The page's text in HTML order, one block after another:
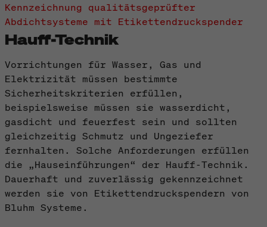
Kennzeichnung qualitätsgeprüfter
Abdichtsysteme mit Etikettendruckspender
Hauff-Technik
Vorrichtungen für Wasser, Gas und
Elektrizität müssen bestimmte
Sicherheitskriterien erfüllen,
beispielsweise müssen sie wasserdicht,
gasdicht und feuerfest sein und sollten
gleichzeitig Schmutz und Ungeziefer
fernhalten. Solche Anforderungen erfüllen
die „Hauseinführungen“ der Hauff-Technik.
Dauerhaft und zuverlässig gekennzeichnet
werden sie von Etikettendruckspendern von
Bluhm Systeme.